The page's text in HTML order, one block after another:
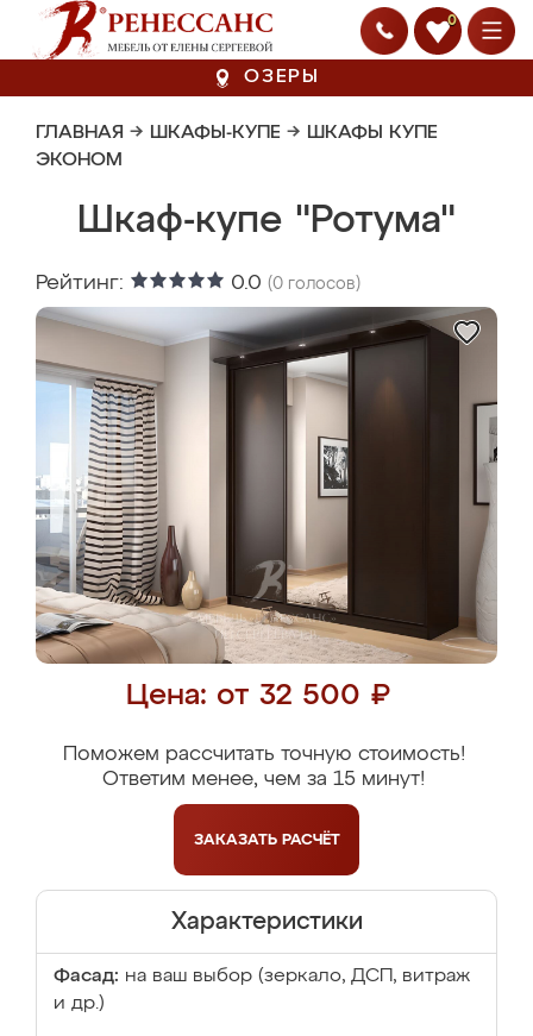
0
ОЗЕРЫ
ГЛАВНАЯ → ШКАФЫ-КУПЕ → ШКАФЫ КУПЕ
ЭКОНОМ
Шкаф-купе "Ротума"
Рейтинг: 0.0 (0 голосов)
Цена: от 32 500 ₽
Поможем рассчитать точную стоимость!
Ответим менее, чем за 15 минут!
ЗАКАЗАТЬ РАСЧЁТ
Характеристики
Фасад: на ваш выбор (зеркало, ДСП, витраж
и др.)